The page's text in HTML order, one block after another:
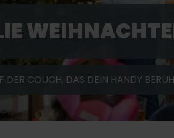
DER COUCH, DAS DEIN HANDY